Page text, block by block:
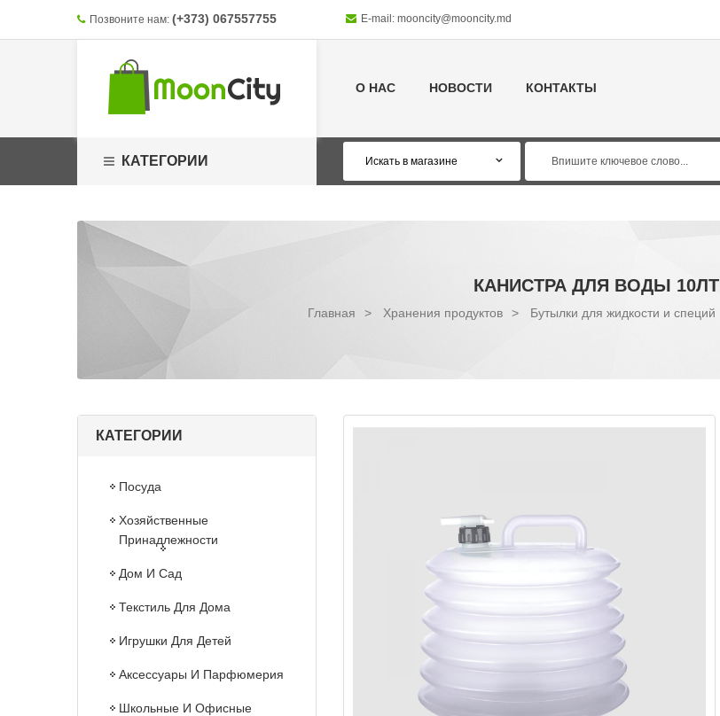
Позвоните нам: (+373) 067557755 E-mail: mooncity@mooncity.md
О НАС НОВОСТИ КОНТАКТЫ
КАТЕГОРИИ
КАНИСТРА ДЛЯ ВОДЫ 10ЛТ
Главная > Хранения продуктов > Бутылки для жидкости и специй
КАТЕГОРИИ
Посуда
Хозяйственные
Принадлежности
Дом И Сад
Текстиль Для Дома
Игрушки Для Детей
Аксессуары И Парфюмерия
Школьные И Офисные